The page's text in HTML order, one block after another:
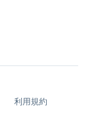
利用規約